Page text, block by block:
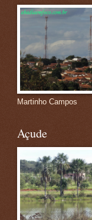
Martinho Campos
Açude